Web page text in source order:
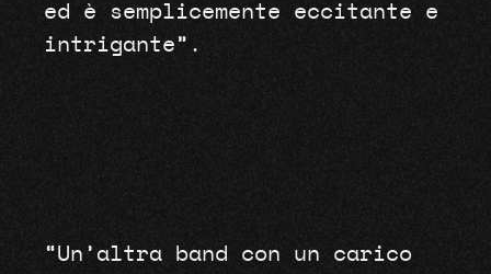
ed è semplicemente eccitante e
intrigante”.
“Un’altra band con un carico